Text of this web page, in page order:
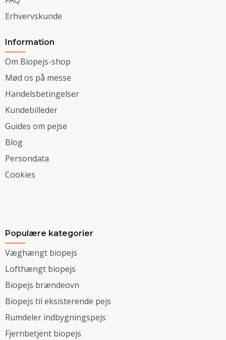
Erhvervskunde
Information
Om Biopejs-shop
Mød os på messe
Handelsbetingelser
Kundebilleder
Guides om pejse
Blog
Persondata
Cookies
Populære kategorier
Væghængt biopejs
Lofthængt biopejs
Biopejs brændeovn
Biopejs til eksisterende pejs
Rumdeler indbygningspejs
Fjernbetjent biopejs